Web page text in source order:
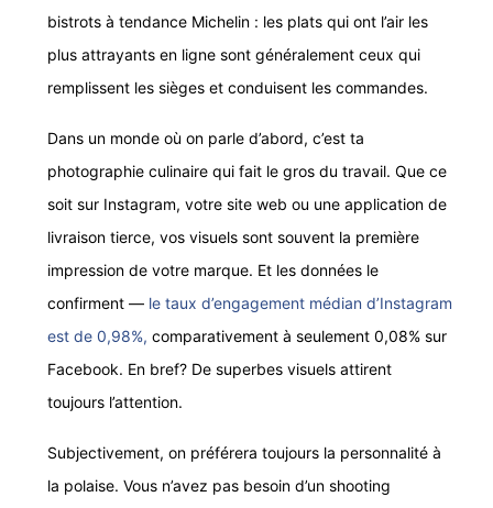
bistrots à tendance Michelin : les plats qui ont l’air les
plus attrayants en ligne sont généralement ceux qui
remplissent les sièges et conduisent les commandes.
Dans un monde où on parle d’abord, c’est ta
photographie culinaire qui fait le gros du travail. Que ce
soit sur Instagram, votre site web ou une application de
livraison tierce, vos visuels sont souvent la première
impression de votre marque. Et les données le
confirment — le taux d’engagement médian d’Instagram
est de 0,98%, comparativement à seulement 0,08% sur
Facebook. En bref? De superbes visuels attirent
toujours l’attention.
Subjectivement, on préférera toujours la personnalité à
la polaise. Vous n’avez pas besoin d’un shooting